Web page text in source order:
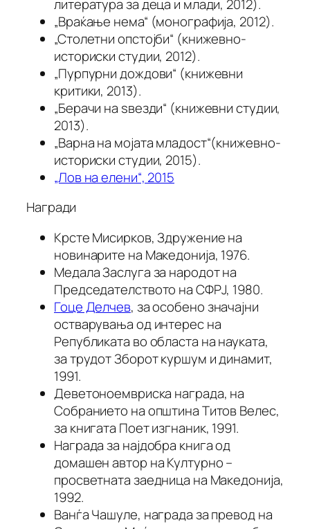
литература за деца и млади, 2012).
„Враќање нема“ (монографија, 2012).
„Столетни опстојби“ (книжевно-
историски студии, 2012).
„Пурпурни дождови“ (книжевни
критики, 2013).
„Берачи на ѕвезди“ (книжевни студии,
2013).
„Варна на мојата младост“(книжевно-
историски студии, 2015).
„Лов на елени“, 2015
Награди
Крсте Мисирков, Здружение на
новинарите на Македонија, 1976.
Медала Заслуга за народот на
Председателството на СФРЈ, 1980.
Гоце Делчев, за особено значајни
остварувања од интерес на
Републиката во областа на науката,
за трудот Зборот куршум и динамит,
1991.
Деветоноемвриска награда, на
Собранието на општина Титов Велес,
за книгата Поет изгнаник, 1991.
Награда за најдобра книга од
домашен автор на Културно –
просветната заедница на Македонија,
1992.
Ванѓа Чашуле, награда за превод на